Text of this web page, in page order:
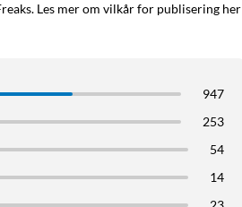
Les mer om vilkår for publisering her
947
253
54
14